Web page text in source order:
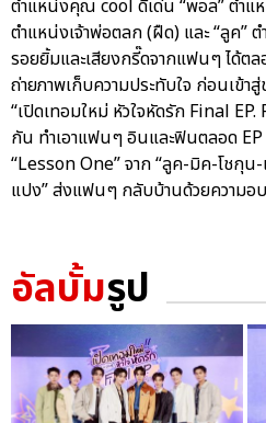
ตำแหน่งคุณ cool ดีเด่น “พอล” ตำแ
ตำแหน่งเจ้าพ่อตลก (ฝืด) และ “ลูค”
รอยยิ้มและเสียงกรี๊ดจากแฟนๆ ได้
ถ่ายภาพเก็บความประทับใจ ก่อนเข้
“เปิดเทอมใหม่ หัวใจหัดรัก Final
กัน ทำเอาแฟนๆ อินและฟินตลอด
“Lesson One” จาก “ลูค-มิค-โชกุ
แปง” ส่งแฟนๆ กลับบ้านด้วยความอ
อัลบั้มรูป